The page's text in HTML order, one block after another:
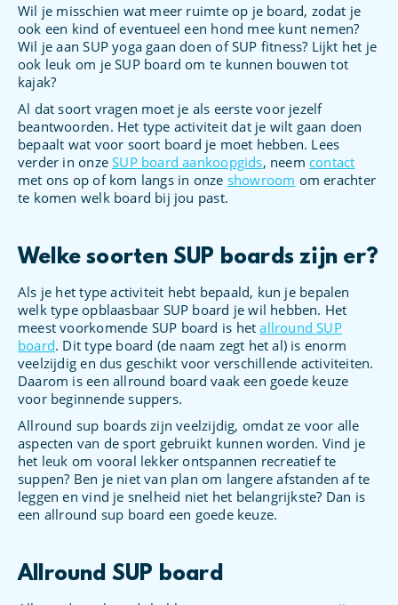
Wil je misschien wat meer ruimte op je board, zodat je
ook een kind of eventueel een hond mee kunt nemen?
Wil je aan SUP yoga gaan doen of SUP fitness? Lijkt het je
ook leuk om je SUP board om te kunnen bouwen tot
kajak?
Al dat soort vragen moet je als eerste voor jezelf
beantwoorden. Het type activiteit dat je wilt gaan doen
bepaalt wat voor soort board je moet hebben. Lees
verder in onzeSUP board aankoopgids, neem contact
met ons op of kom langs in onze showroom om erachter
te komen welk board bij jou past.
Welke soorten SUP boards zijn er?
Als je het type activiteit hebt bepaald, kun je bepalen
welk type opblaasbaar SUP board je wil hebben. Het
meest voorkomende SUP board is hetallround SUP
board. Dit type board (de naam zegt het al) is enorm
veelzijdig en dus geschikt voor verschillende activiteiten.
Daarom is een allround board vaak een goede keuze
voor beginnende suppers.
Allround sup boards zijn veelzijdig, omdat ze voor alle
aspecten van de sport gebruikt kunnen worden. Vind je
het leuk om vooral lekker ontspannen recreatief te
suppen? Ben je niet van plan om langere afstanden af te
leggen en vind je snelheid niet het belangrijkste? Dan is
een allround sup board een goede keuze.
Allround SUP board